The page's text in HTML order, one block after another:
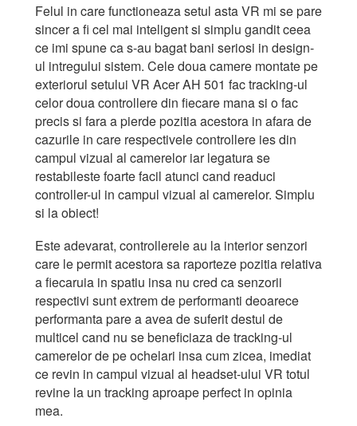
Felul in care functioneaza setul asta VR mi se pare
sincer a fi cel mai inteligent si simplu gandit ceea
ce imi spune ca s-au bagat bani seriosi in design-
ul intregului sistem. Cele doua camere montate pe
exteriorul setului VR Acer AH 501 fac tracking-ul
celor doua controllere din fiecare mana si o fac
precis si fara a pierde pozitia acestora in afara de
cazurile in care respectivele controllere ies din
campul vizual al camerelor iar legatura se
restabileste foarte facil atunci cand readuci
controller-ul in campul vizual al camerelor. Simplu
si la obiect!
Este adevarat, controllerele au la interior senzori
care le permit acestora sa raporteze pozitia relativa
a fiecaruia in spatiu insa nu cred ca senzorii
respectivi sunt extrem de performanti deoarece
performanta pare a avea de suferit destul de
multicel cand nu se beneficiaza de tracking-ul
camerelor de pe ochelari insa cum zicea, imediat
ce revin in campul vizual al headset-ului VR totul
revine la un tracking aproape perfect in opinia
mea.